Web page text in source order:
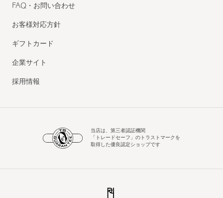
FAQ・お問い合わせ
お客様対応方針
ギフトカード
企業サイト
採用情報
当店は、第三者認証機関
「トレードセーフ」のトラストマークを
取得した優良認定ショップです